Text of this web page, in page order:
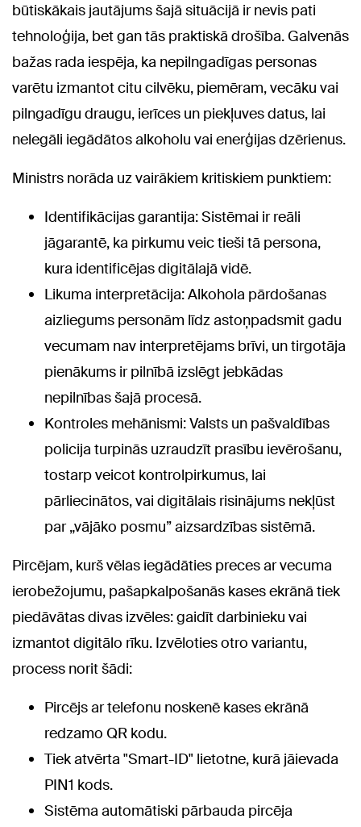
būtiskākais jautājums šajā situācijā ir nevis pati
tehnoloģija, bet gan tās praktiskā drošība. Galvenās
bažas rada iespēja, ka nepilngadīgas personas
varētu izmantot citu cilvēku, piemēram, vecāku vai
pilngadīgu draugu, ierīces un piekļuves datus, lai
nelegāli iegādātos alkoholu vai enerģijas dzērienus.
Ministrs norāda uz vairākiem kritiskiem punktiem:
Identifikācijas garantija: Sistēmai ir reāli
jāgarantē, ka pirkumu veic tieši tā persona,
kura identificējas digitālajā vidē.
Likuma interpretācija: Alkohola pārdošanas
aizliegums personām līdz astoņpadsmit gadu
vecumam nav interpretējams brīvi, un tirgotāja
pienākums ir pilnībā izslēgt jebkādas
nepilnības šajā procesā.
Kontroles mehānismi: Valsts un pašvaldības
policija turpinās uzraudzīt prasību ievērošanu,
tostarp veicot kontrolpirkumus, lai
pārliecinātos, vai digitālais risinājums nekļūst
par „vājāko posmu” aizsardzības sistēmā.
Pircējam, kurš vēlas iegādāties preces ar vecuma
ierobežojumu, pašapkalpošanās kases ekrānā tiek
piedāvātas divas izvēles: gaidīt darbinieku vai
izmantot digitālo rīku. Izvēloties otro variantu,
process norit šādi:
Pircējs ar telefonu noskenē kases ekrānā
redzamo QR kodu.
Tiek atvērta "Smart-ID" lietotne, kurā jāievada
PIN1 kods.
Sistēma automātiski pārbauda pircēja